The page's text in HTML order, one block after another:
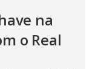
na
o Real